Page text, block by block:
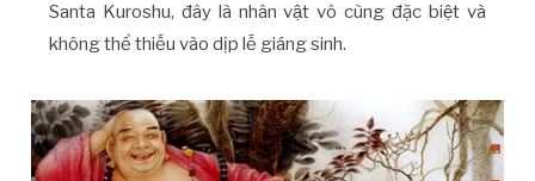
Santa Kuroshu, đây là nhân vật vô cùng đặc biệt và
không thể thiếu vào dịp lễ giáng sinh.